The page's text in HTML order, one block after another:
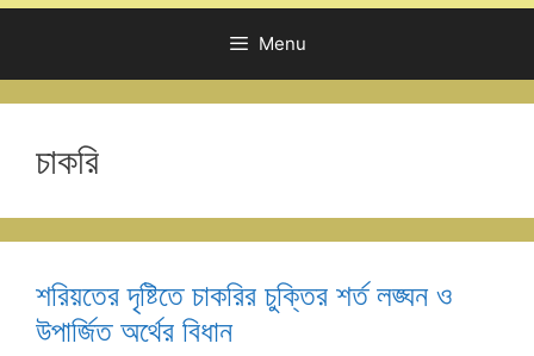
Menu
চাকরি
শরিয়তের দৃষ্টিতে চাকরির চুক্তির শর্ত লঙ্ঘন ও
উপার্জিত অর্থের বিধান